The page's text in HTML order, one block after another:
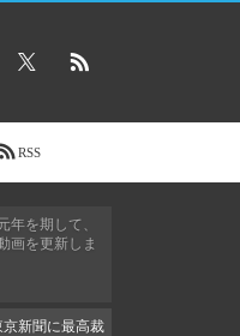
RSS
】）が掲載さ
による新聞
」 20...
年を期して、
画を更新しま
京新聞に最高裁